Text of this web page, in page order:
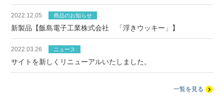
2022.12.05 商品のお知らせ
新製品【飯島電子工業株式会社 「浮きウッキー」】
2022.03.26 ニュース
サイトを新しくリニューアルいたしました。
一覧を見る